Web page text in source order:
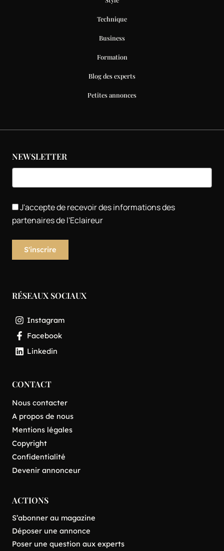
Technique
Business
Formation
Blog des experts
Petites annonces
NEWSLETTER
J'accepte de recevoir des informations des
partenaires de l'Eclaireur
RÉSEAUX SOCIAUX
Instagram
Facebook
Linkedin
CONTACT
Nous contacter
A propos de nous
Mentions légales
Copyright
Confidentialité
Devenir annonceur
ACTIONS
S’abonner au magazine
Déposer une annonce
Poser une question aux experts